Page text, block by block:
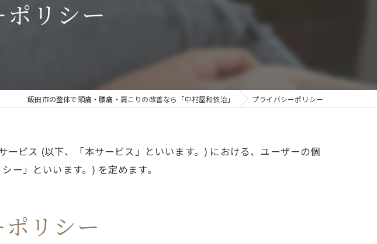
リシー
飯田市の整体で頭痛・腰痛・肩こりの改善なら「中村屋和依治」 プライバシーポリシー
ビス (以下、「本サービス」といいます。) における、ユーザーの個
ー」といいます。) を定めます。
リシー